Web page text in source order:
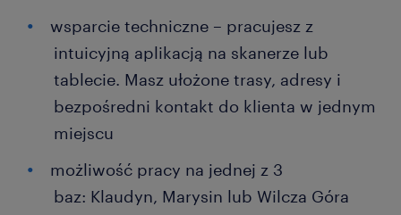
wsparcie techniczne – pracujesz z
intuicyjną aplikacją na skanerze lub
tablecie. Masz ułożone trasy, adresy i
bezpośredni kontakt do klienta w jednym
miejscu
możliwość pracy na jednej z 3
baz: Klaudyn, Marysin lub Wilcza Góra